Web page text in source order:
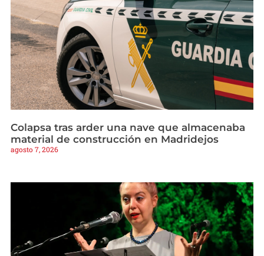
Colapsa tras arder una nave que almacenaba
material de construcción en Madridejos
agosto 7, 2026